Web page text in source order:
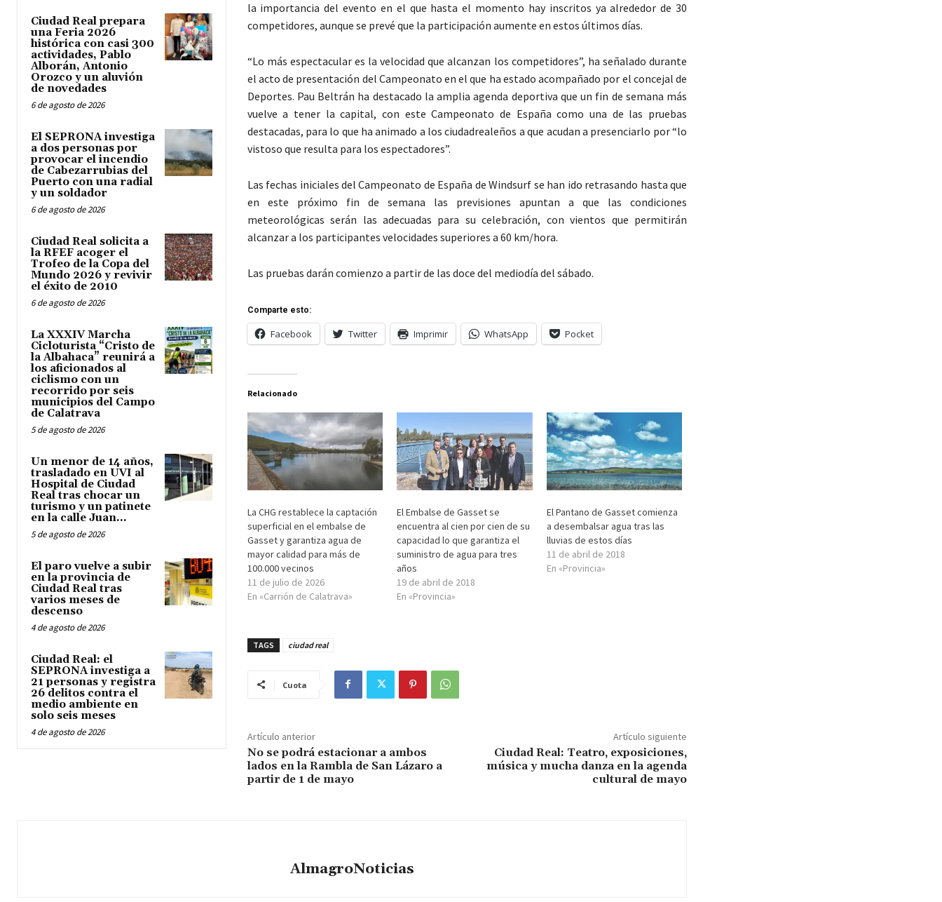
Ciudad Real prepara
una Feria 2026
histórica con casi 300
actividades, Pablo
Alborán, Antonio
Orozco y un aluvión
de novedades
6 de agosto de 2026
El SEPRONA investiga
a dos personas por
provocar el incendio
de Cabezarrubias del
Puerto con una radial
y un soldador
6 de agosto de 2026
Ciudad Real solicita a
la RFEF acoger el
Trofeo de la Copa del
Mundo 2026 y revivir
el éxito de 2010
6 de agosto de 2026
La XXXIV Marcha
Cicloturista “Cristo de
la Albahaca” reunirá a
los aficionados al
ciclismo con un
recorrido por seis
municipios del Campo
de Calatrava
5 de agosto de 2026
Un menor de 14 años,
trasladado en UVI al
Hospital de Ciudad
Real tras chocar un
turismo y un patinete
en la calle Juan...
5 de agosto de 2026
El paro vuelve a subir
en la provincia de
Ciudad Real tras
varios meses de
descenso
4 de agosto de 2026
Ciudad Real: el
SEPRONA investiga a
21 personas y registra
26 delitos contra el
medio ambiente en
solo seis meses
4 de agosto de 2026
la importancia del evento en el que hasta el momento hay inscritos ya alrededor de 30
competidores, aunque se prevé que la participación aumente en estos últimos días.
“Lo más espectacular es la velocidad que alcanzan los competidores”, ha señalado durante
el acto de presentación del Campeonato en el que ha estado acompañado por el concejal de
Deportes. Pau Beltrán ha destacado la amplia agenda deportiva que un fin de semana más
vuelve a tener la capital, con este Campeonato de España como una de las pruebas
destacadas, para lo que ha animado a los ciudadrealeños a que acudan a presenciarlo por “lo
vistoso que resulta para los espectadores”.
Las fechas iniciales del Campeonato de España de Windsurf se han ido retrasando hasta que
en este próximo fin de semana las previsiones apuntan a que las condiciones
meteorológicas serán las adecuadas para su celebración, con vientos que permitirán
alcanzar a los participantes velocidades superiores a 60 km/hora.
Las pruebas darán comienzo a partir de las doce del mediodía del sábado.
Comparte esto:
Facebook Twitter Imprimir WhatsApp Pocket
Relacionado
La CHG restablece la captación
superficial en el embalse de
Gasset y garantiza agua de
mayor calidad para más de
100.000 vecinos
11 de julio de 2026
En «Carrión de Calatrava»
El Embalse de Gasset se
encuentra al cien por cien de su
capacidad lo que garantiza el
suministro de agua para tres
años
19 de abril de 2018
En «Provincia»
El Pantano de Gasset comienza
a desembalsar agua tras las
lluvias de estos días
11 de abril de 2018
En «Provincia»
TAGS ciudad real
Cuota
Artículo anterior
No se podrá estacionar a ambos
lados en la Rambla de San Lázaro a
partir de 1 de mayo
Artículo siguiente
Ciudad Real: Teatro, exposiciones,
música y mucha danza en la agenda
cultural de mayo
AlmagroNoticias